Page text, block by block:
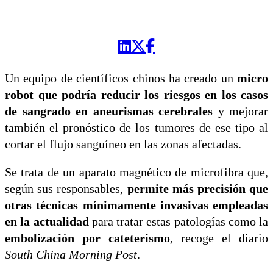
Un equipo de científicos chinos ha creado un micro
robot que podría reducir los riesgos en los casos
de sangrado en aneurismas cerebrales y mejorar
también el pronóstico de los tumores de ese tipo al
cortar el flujo sanguíneo en las zonas afectadas.
Se trata de un aparato magnético de microfibra que,
según sus responsables, permite más precisión que
otras técnicas mínimamente invasivas empleadas
en la actualidadpara tratar estas patologías como la
embolización por cateterismo, recoge el diario
South China Morning Post.